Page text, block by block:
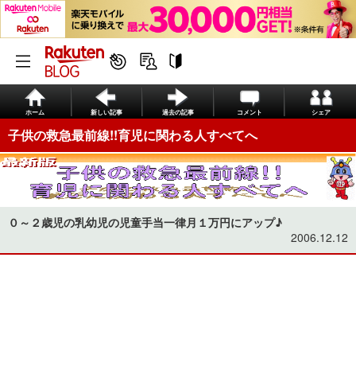
ホーム 新しい記事 過去の記事 コメント シェア
子供の救急最前線!!育児に関わる人すべてへ
０～２歳児の乳幼児の児童手当一律月１万円にアップ♪
2006.12.12